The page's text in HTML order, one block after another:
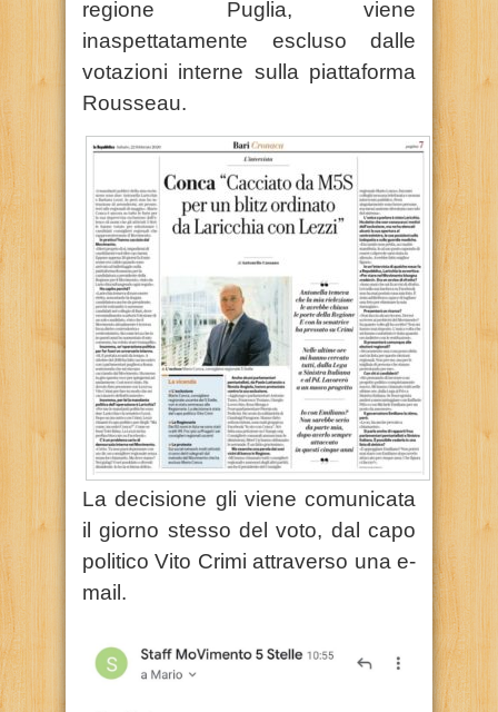
regione Puglia, viene
inaspettatamente escluso dalle
votazioni interne sulla piattaforma
Rousseau.
La decisione gli viene comunicata
il giorno stesso del voto, dal capo
politico Vito Crimi attraverso una e-
mail.